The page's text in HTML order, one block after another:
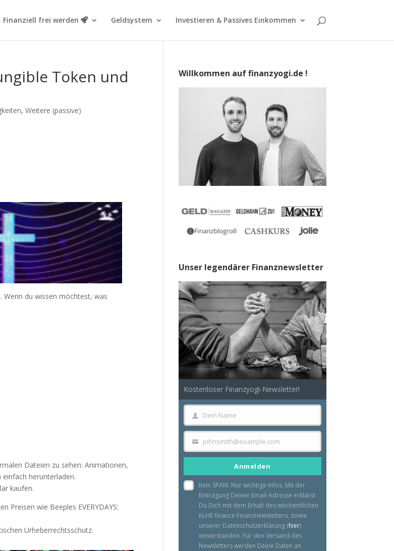
Finanziell frei werden Geldsystem Investieren & Passives Einkommen
Token und
,Weitere (passive)
Wenn du wissen möchtest, was
Dateien zu sehen: Animationen,
herunterladen.
kaufen.
Preisen wie Beeples EVERYDAYS:
Urheberrechtsschutz.
Willkommen auf finanzyogi.de !
Unser legendärer Finanznewsletter
Kostenloser Finanzyogi-Newsletter!
Dein
Name
Dein Name
Your
email
johnsmith@example.com
Anmelden
Kein SPAM. Nur wichtige Infos. Mit der
Eintragung Deiner Email-Adresse erklärst
Du Dich mit dem Erhalt des wöchentlichen
KLHE finance Finanznewsletters, sowie
unserer Datenschutzerklärung (hier)
einverstanden. Für den Versand des
Newsletters werden Deine Daten an